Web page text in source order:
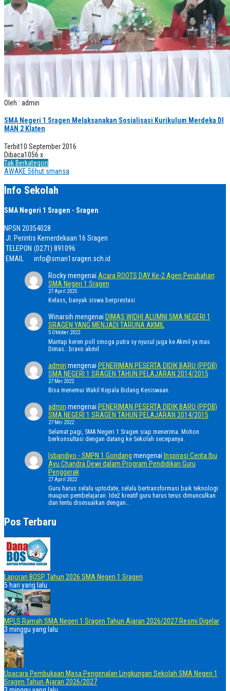
Oleh : admin
SMA Negeri 1 Sragen Melaksanakan Sosialisasi Kurikulum Merdeka DI
MAN 2 Klaten
Terbit10 September 2016
Dibaca1056 x
Tak Berkategori
AWAKE 56hut smansa
Info Sekolah
SMA Negeri 1 Sragen - Sragen
NPSN 20354028
Jl. Perintis Kemerdekaan 16 Sragen
TELEPON (0271) 891096
EMAIL
info@sman1sragen.sch.id
Rockymengenai Acara ROOTS DAY Ke-2 Agen Perubahan
SMA Negeri 1 Sragen
27 April 2025
Kelass, banyak siswa berprestasi
Winarsih mengenai DIMAS WIDHI ALUMNI SMA NEGERI 1
SRAGEN YANG MENJADI TARUNA AKMIL
5 Oktober 2022
Mantap keren poll smoga putra sy nyusul juga ke Akmil ya mas
Dimas...bravo akmil
admin mengenai PENERIMAN PESERTA DIDIK BARU (PPDB)
SMA NEGERI 1 SRAGEN TAHUN PELAJARAN 2014/2015
27 Mei 2022
Bisa menemui Wakil Kepala Bidang Kesiswaan.
admin mengenai PENERIMAN PESERTA DIDIK BARU (PPDB)
SMA NEGERI 1 SRAGEN TAHUN PELAJARAN 2014/2015
27 Mei 2022
Selamat pagi, SMA Negeri 1 Sragen siap menerima. Mohon
berkonsultasi dengan datang ke Sekolah secepanya.
Isbandiyo - SMPN 1 Gondang mengenai Inspirasi Cerita Ibu
Ayu Chandra Dewi dalam Program Pendidikan Guru
Penggerak
27 April 2022
Guru harus selalu uptodate, selalu bertransformasi baik teknologi
maupun pembelajaran. Ide2 kreatif guru harus terus dimunculkan
dan tentu disesuaikan dengan…
Pos Terbaru
Laporan BOSP Tahun 2026 SMA Negeri 1 Sragen
5 hari yang lalu
MPLS Ramah SMA Negeri 1 Sragen Tahun Ajaran 2026/2027 Resmi Digelar
3 minggu yang lalu
Upacara Pembukaan Masa Pengenalan Lingkungan Sekolah SMA Negeri 1
Sragen Tahun Ajaran 2026/2027